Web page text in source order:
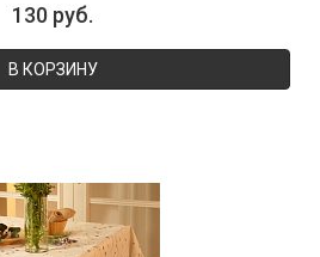
130 руб.
В КОРЗИНУ